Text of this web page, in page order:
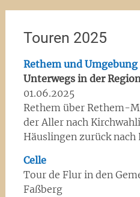
Touren 2025
Rethem und
Unterwegs in der
01.06.2025
Rethem über Rethem-
der Aller nach
Häuslingen zurück nach
Celle
Tour de Flur in den
Faßberg